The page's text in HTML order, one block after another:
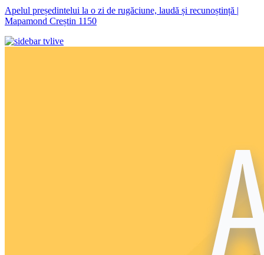
Apelul președintelui la o zi de rugăciune, laudă și recunoștință |
Mapamond Creștin 1150